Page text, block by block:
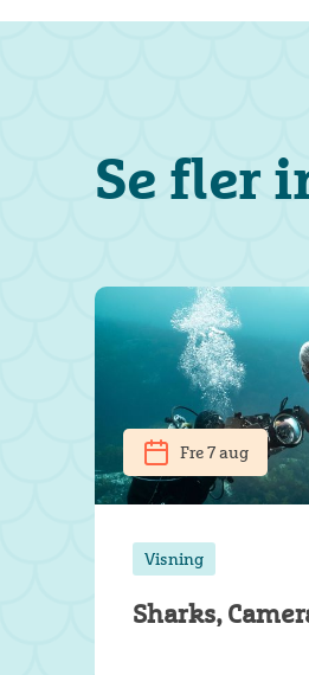
Se fler
Fre 7 aug
Visning
Sharks,